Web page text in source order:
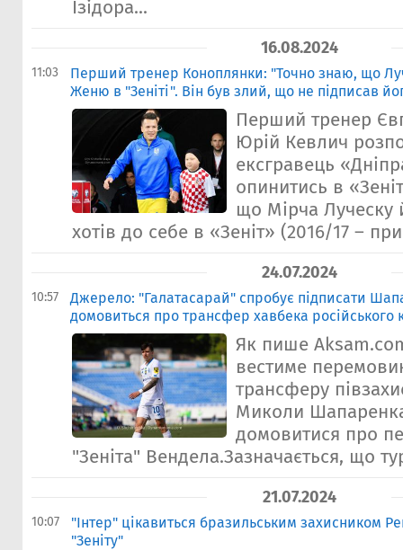
Ізідора...
16.08.2024
11:03
Перший тренер Коноплянки: "Точно знаю, що
Женю в "Зеніті". Він був злий, що не підписав
Перший тренер
Юрій Кевлич
ексгравець
опинитись в
що Мірча Луческу
хотів до себе в «Зеніт» (2016/17 –
24.07.2024
10:57
Джерело: "Галатасарай" спробує підписати
домовиться про трансфер хавбека російського
Як пише
вестиме
трансферу
Миколи
домовитися про
"Зеніта" Вендела.Зазначається, що
21.07.2024
10:07
"Інтер" цікавиться бразильським захисником
"Зеніту"